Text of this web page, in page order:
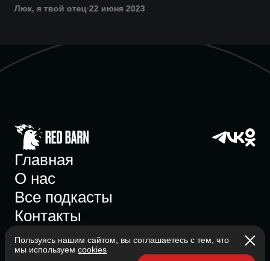
Люк, я твой отец 22 июня 2023
Главная
О нас
Все подкасты
Контакты
Пользуясь нашим сайтом, вы соглашаетесь с тем, что
мы используем cookies